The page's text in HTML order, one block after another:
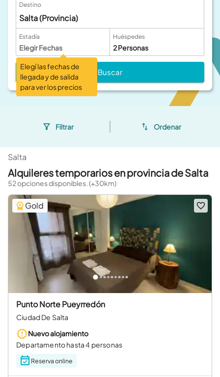
Destino
Salta (Provincia)
Estadía
Elegir Fechas
Huéspedes
2Personas
Buscar
Filtrar Ordenar
Salta
Alquileres temporarios en provincia de Salta
52 opciones disponibles. (+30km)
Gold
Punto Norte Pueyrredón
Ciudad De Salta
Nuevo alojamiento
Departamento hasta 4 personas
Reserva online
Elegí las fechas de
llegada y de salida
para ver los precios